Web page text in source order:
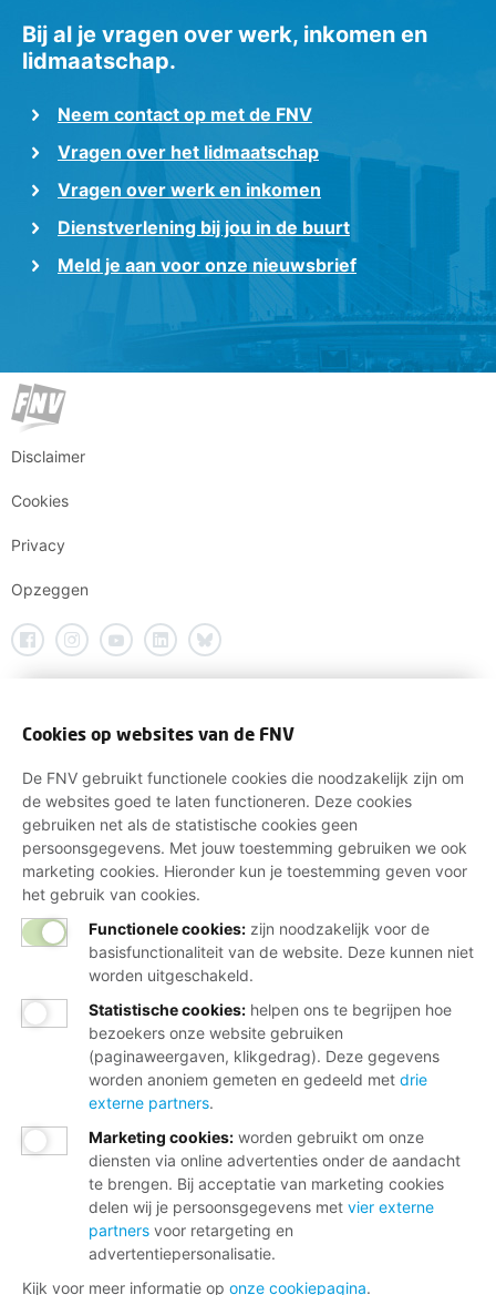
Bij al je vragen over werk, inkomen en
lidmaatschap.
Neem contact op met de FNV
Vragen over het lidmaatschap
Vragen over werk en inkomen
Dienstverlening bij jou in de buurt
Meld je aan voor onze nieuwsbrief
Disclaimer
Cookies
Privacy
Opzeggen
Cookies op websites van de FNV
De FNV gebruikt functionele cookies die noodzakelijk zijn om
de websites goed te laten functioneren. Deze cookies
gebruiken net als de statistische cookies geen
persoonsgegevens. Met jouw toestemming gebruiken we ook
marketing cookies. Hieronder kun je toestemming geven voor
het gebruik van cookies.
Functionele cookies: zijn noodzakelijk voor de
basisfunctionaliteit van de website. Deze kunnen niet
worden uitgeschakeld.
Statistische cookies: helpen ons te begrijpen hoe
bezoekers onze website gebruiken
(paginaweergaven, klikgedrag). Deze gegevens
worden anoniem gemeten en gedeeld met drie
externe partners.
Marketing cookies: worden gebruikt om onze
diensten via online advertenties onder de aandacht
te brengen. Bij acceptatie van marketing cookies
delen wij je persoonsgegevens met vier externe
partners voor retargeting en
advertentiepersonalisatie.
Kijk voor meer informatie op onze cookiepagina.